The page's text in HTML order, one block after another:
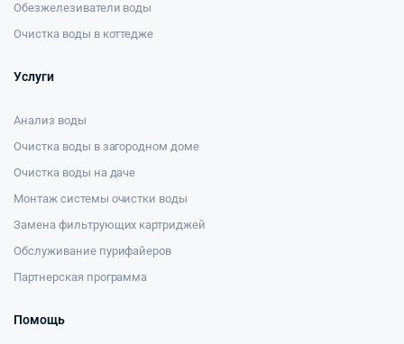
Обезжелезиватели воды
Очистка воды в коттедже
Услуги
Анализ воды
Очистка воды в загородном доме
Очистка воды на даче
Монтаж системы очистки воды
Замена фильтрующих картриджей
Обслуживание пурифайеров
Партнерская программа
Помощь